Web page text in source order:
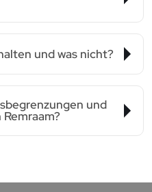
und was nicht?
und